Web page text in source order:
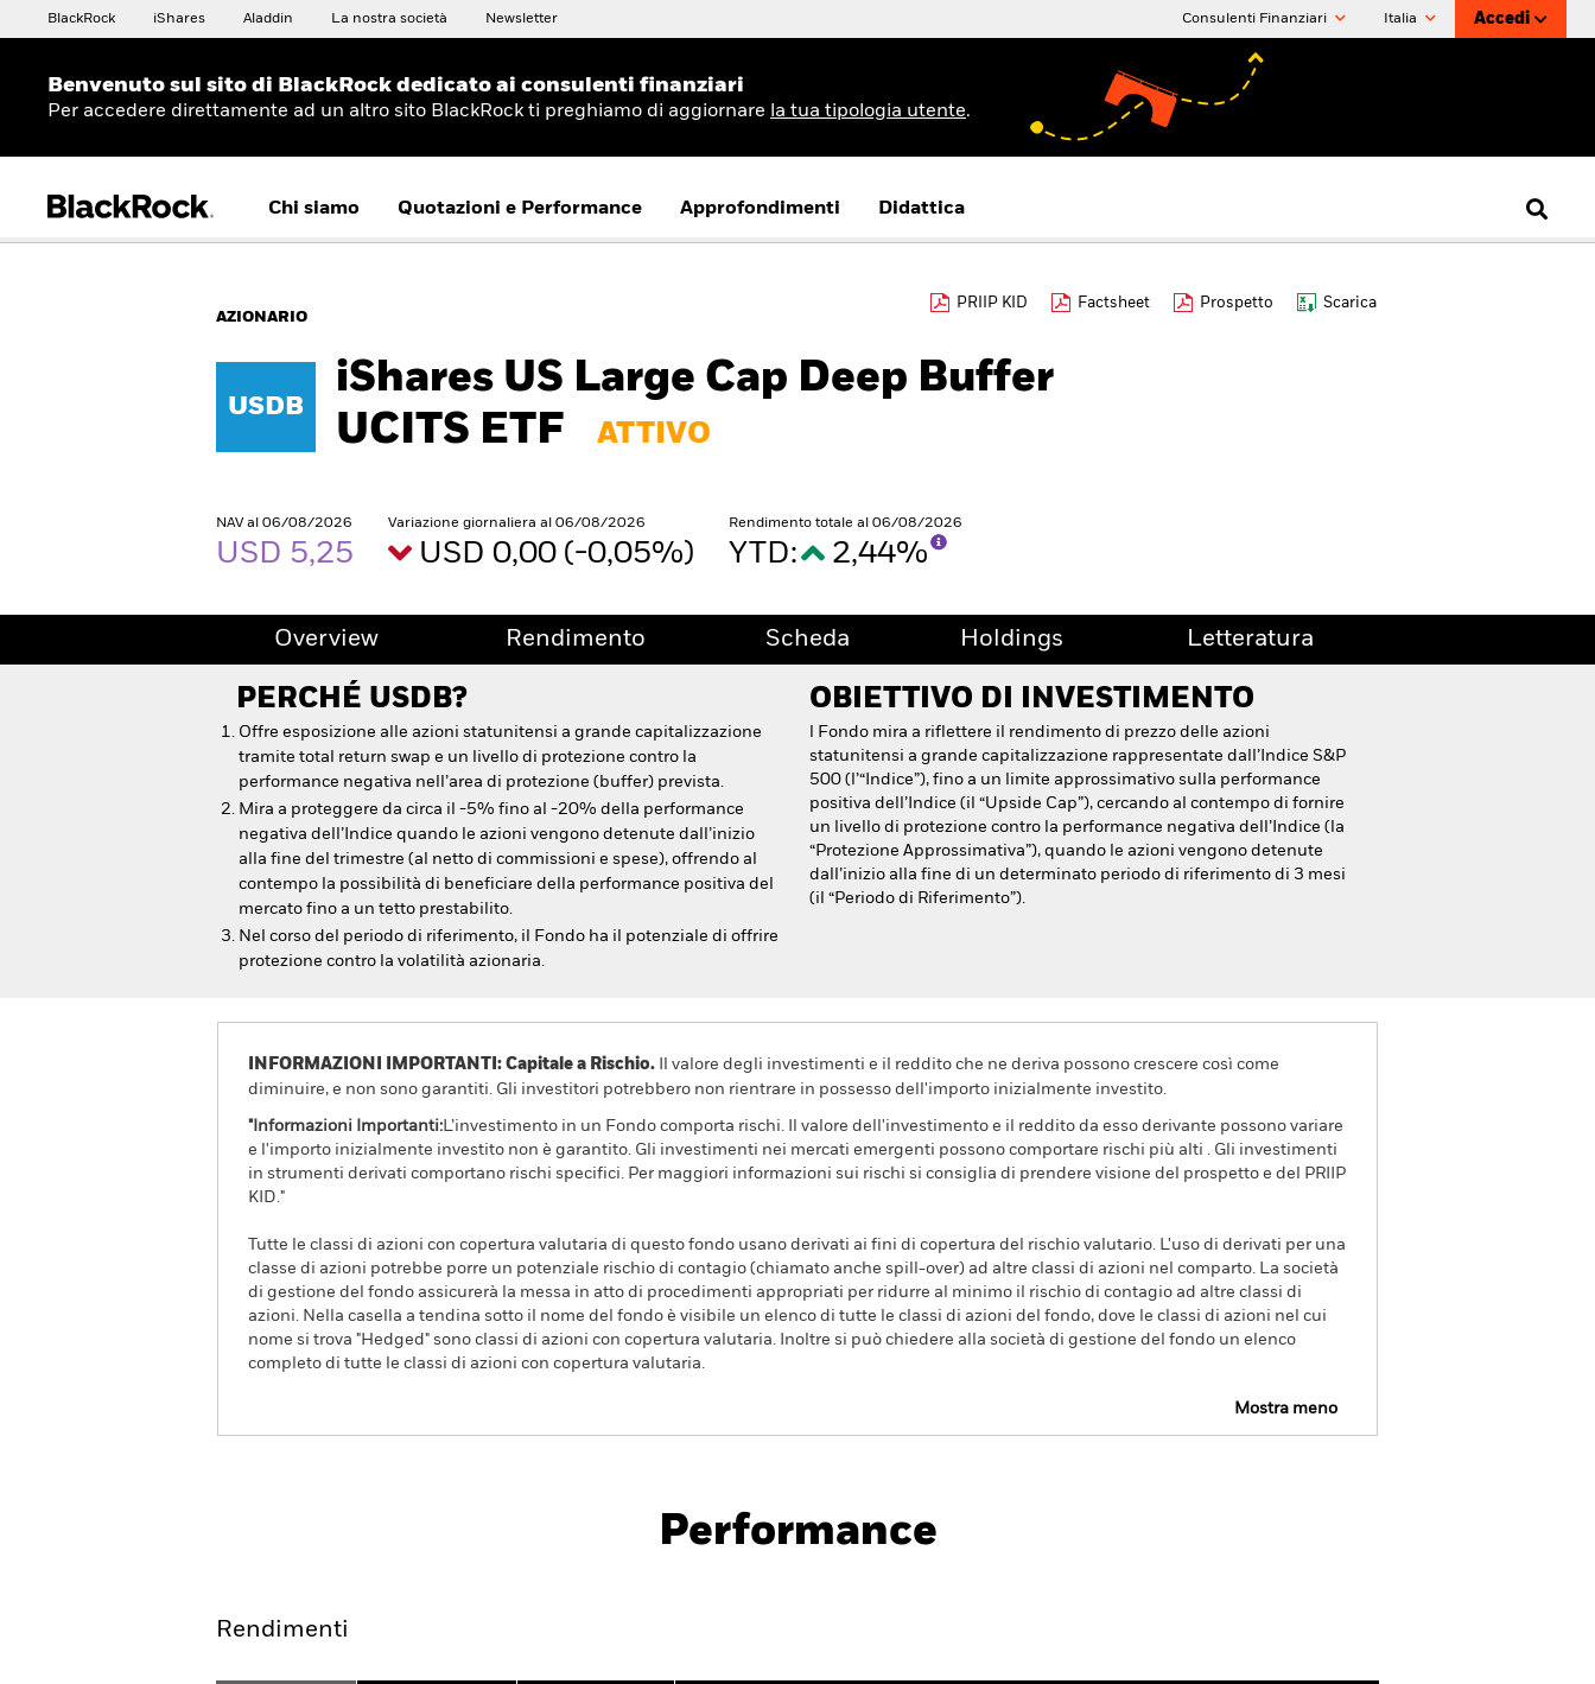
BlackRock iShares Aladdin La nostra società Newsletter Consulenti Finanziari Italia Accedi
Benvenuto sul sito di BlackRock dedicato ai consulenti finanziari
Per accedere direttamente ad un altro sito BlackRock ti preghiamo di aggiornare la tua tipologia utente.
Chi siamo Quotazioni e Performance Approfondimenti Didattica
AZIONARIO
PRIIP KID Factsheet Prospetto Scarica
USDB
iShares US Large Cap Deep Buffer
UCITS ETF
ATTIVO
NAV al 06/08/2026
USD 5,25
Variazione giornaliera al 06/08/2026
USD 0,00 (-0,05%)
Rendimento totale al 06/08/2026
YTD: 2,44%
Overview Rendimento Scheda Holdings Letteratura
PERCHÉ USDB?
Offre esposizione alle azioni statunitensi a grande capitalizzazione
tramite total return swap e un livello di protezione contro la
performance negativa nell’area di protezione (buffer) prevista.
Mira a proteggere da circa il -5% fino al -20% della performance
negativa dell’Indice quando le azioni vengono detenute dall’inizio
alla fine del trimestre (al netto di commissioni e spese), offrendo al
contempo la possibilità di beneficiare della performance positiva del
mercato fino a un tetto prestabilito.
Nel corso del periodo di riferimento, il Fondo ha il potenziale di offrire
protezione contro la volatilità azionaria.
OBIETTIVO DI INVESTIMENTO
l Fondo mira a riflettere il rendimento di prezzo delle azioni
statunitensi a grande capitalizzazione rappresentate dall’Indice S&P
500 (l’“Indice”), fino a un limite approssimativo sulla performance
positiva dell’Indice (il “Upside Cap”), cercando al contempo di fornire
un livello di protezione contro la performance negativa dell’Indice (la
“Protezione Approssimativa”), quando le azioni vengono detenute
dall’inizio alla fine di un determinato periodo di riferimento di 3 mesi
(il “Periodo di Riferimento”).
INFORMAZIONI IMPORTANTI: Capitale a Rischio. Il valore degli investimenti e il reddito che ne deriva possono crescere così come
diminuire, e non sono garantiti. Gli investitori potrebbero non rientrare in possesso dell'importo inizialmente investito.
"Informazioni Importanti:L’investimento in un Fondo comporta rischi. Il valore dell'investimento e il reddito da esso derivante possono variare
e l'importo inizialmente investito non è garantito. Gli investimenti nei mercati emergenti possono comportare rischi più alti . Gli investimenti
in strumenti derivati comportano rischi specifici. Per maggiori informazioni sui rischi si consiglia di prendere visione del prospetto e del PRIIP
KID."
Tutte le classi di azioni con copertura valutaria di questo fondo usano derivati ai fini di copertura del rischio valutario. L'uso di derivati per una
classe di azioni potrebbe porre un potenziale rischio di contagio (chiamato anche spill-over) ad altre classi di azioni nel comparto. La società
di gestione del fondo assicurerà la messa in atto di procedimenti appropriati per ridurre al minimo il rischio di contagio ad altre classi di
azioni. Nella casella a tendina sotto il nome del fondo è visibile un elenco di tutte le classi di azioni del fondo, dove le classi di azioni nel cui
nome si trova "Hedged" sono classi di azioni con copertura valutaria. Inoltre si può chiedere alla società di gestione del fondo un elenco
completo di tutte le classi di azioni con copertura valutaria.
Mostra meno
Scheda
Performance
Rendimenti